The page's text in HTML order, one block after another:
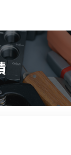
会社概要
エアコンメニュー
便利屋メニュー